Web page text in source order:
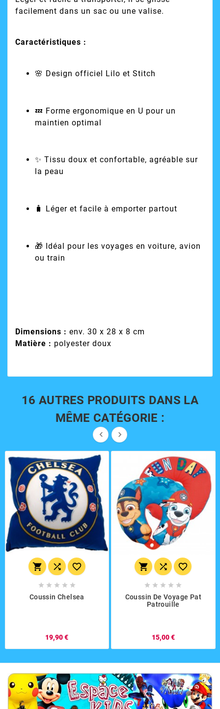
facilement dans un sac ou une valise.
Caractéristiques :
🌸 Design officiel Lilo et Stitch
💤 Forme ergonomique en U pour un
maintien optimal
✨ Tissu doux et confortable, agréable sur
la peau
🧳 Léger et facile à emporter partout
🎁 Idéal pour les voyages en voiture, avion
ou train
Dimensions : env. 30 x 28 x 8 cm
Matière : polyester doux
16 AUTRES PRODUITS DANS LA
MÊME CATÉGORIE :
 
  
    
Coussin Chelsea
19,90 €
  
    
Coussin De Voyage Pat
Patrouille
15,00 €